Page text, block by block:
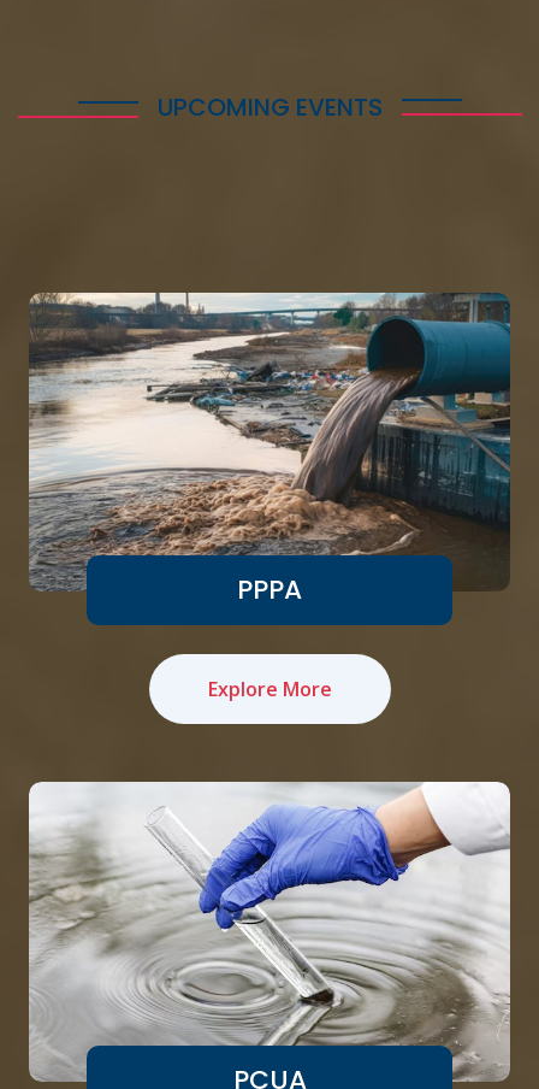
UPCOMING EVENTS
PPPA
Explore More
PCUA